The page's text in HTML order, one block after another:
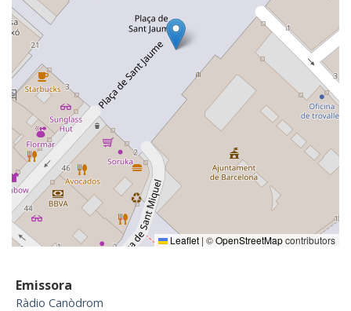
Leaflet | ©OpenStreetMapcontributors
Emissora
Ràdio Canòdrom